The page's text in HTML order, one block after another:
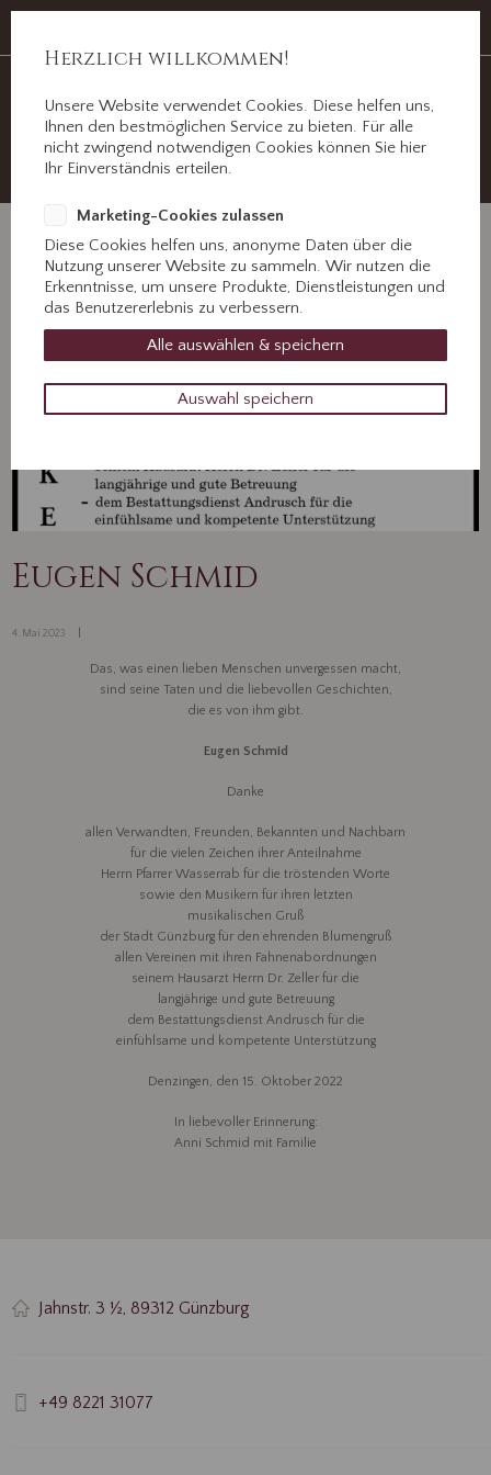
+49 8221 31077
Kontaktieren Sie uns!
Eugen Schmid
4. Mai 2023
Das, was einen lieben Menschen unvergessen macht,
sind seine Taten und die liebevollen Geschichten,
die es von ihm gibt.
Eugen Schmid
Danke
allen Verwandten, Freunden, Bekannten und Nachbarn
für die vielen Zeichen ihrer Anteilnahme
Herrn Pfarrer Wasserrab für die tröstenden Worte
sowie den Musikern für ihren letzten
musikalischen Gruß
der Stadt Günzburg für den ehrenden Blumengruß
allen Vereinen mit ihren Fahnenabordnungen
seinem Hausarzt Herrn Dr. Zeller für die
langjährige und gute Betreuung
dem Bestattungsdienst Andrusch für die
einfühlsame und kompetente Unterstützung
Denzingen, den 15. Oktober 2022
In liebevoller Erinnerung:
Anni Schmid mit Familie
Jahnstr. 3 ½, 89312 Günzburg
+49 8221 31077
Herzlich willkommen!
Unsere Website verwendet Cookies. Diese helfen uns,
Ihnen den bestmöglichen Service zu bieten. Für alle
nicht zwingend notwendigen Cookies können Sie hier
Ihr Einverständnis erteilen.
Marketing-Cookies zulassen
Diese Cookies helfen uns, anonyme Daten über die
Nutzung unserer Website zu sammeln. Wir nutzen die
Erkenntnisse, um unsere Produkte, Dienstleistungen und
das Benutzererlebnis zu verbessern.
Alle auswählen & speichern
Auswahl speichern